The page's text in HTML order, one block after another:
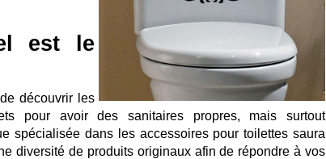
est le
découvrir les
pour avoir des sanitaires propres, mais surtout
spécialisée dans les accessoires pour toilettes saura
diversité de produits originaux afin de répondre à vos